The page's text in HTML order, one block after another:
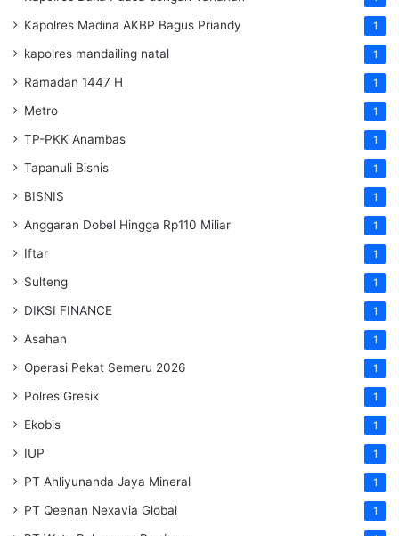
Kapolres Madina AKBP Bagus Priandy 1
kapolres mandailing natal 1
Ramadan 1447 H 1
Metro 1
TP-PKK Anambas 1
Tapanuli Bisnis 1
BISNIS 1
Anggaran Dobel Hingga Rp110 Miliar 1
Iftar 1
Sulteng 1
DIKSI FINANCE 1
Asahan 1
Operasi Pekat Semeru 2026 1
Polres Gresik 1
Ekobis 1
IUP 1
PT Ahliyunanda Jaya Mineral 1
PT Qeenan Nexavia Global 1